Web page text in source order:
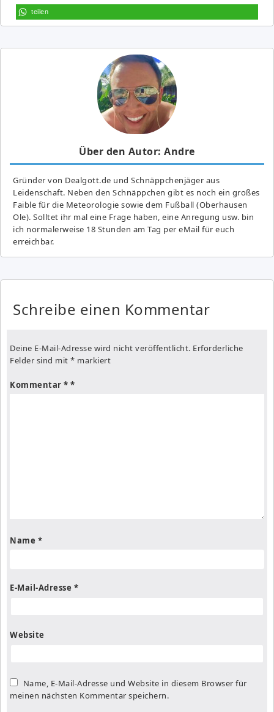
teilen
Über den Autor: Andre
Gründer von Dealgott.de und Schnäppchenjäger aus
Leidenschaft. Neben den Schnäppchen gibt es noch ein großes
Fai­ble für die Meteorologie sowie dem Fußball (Oberhausen
Ole). Solltet ihr mal eine Frage haben, eine Anregung usw. bin
ich normalerweise 18 Stunden am Tag per eMail für euch
erreichbar.
Schreibe einen Kommentar
Deine E-Mail-Adresse wird nicht veröffentlicht. Erforderliche
Felder sind mit * markiert
Kommentar *
Name *
E-Mail-Adresse *
Website
Name, E-Mail-Adresse und Website in diesem Browser für
meinen nächsten Kommentar speichern.